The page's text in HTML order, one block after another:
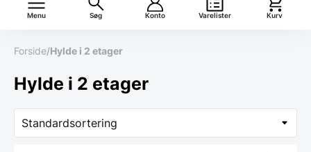
Menu Søg Konto Varelister Kurv
Forside/Hylde i 2 etager
Hylde i 2 etager